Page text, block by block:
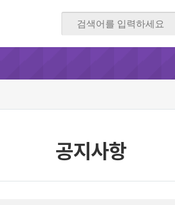
공지사항